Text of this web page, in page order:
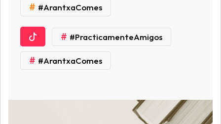
# #ArantxaComes
# #PracticamenteAmigos
# #ArantxaComes